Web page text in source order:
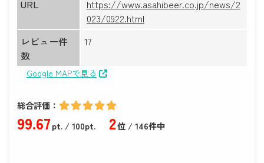
URL
https://www.asahibeer.co.jp/news/2
023/0922.html
レビュー件
数
17
Google MAPで見る
総合評価：
99.67pt./ 100pt. 2位 / 146件中